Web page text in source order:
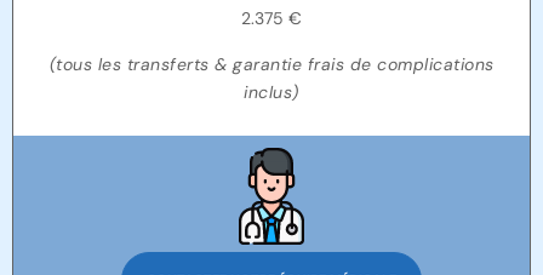
2.375 €
(tous les transferts & garantie frais de complications
inclus)